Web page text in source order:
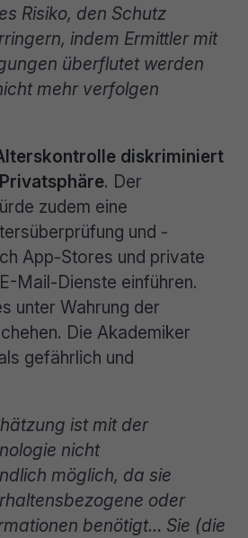
Risiko, den Schutz
indem Ermittler mit
überflutet werden
mehr verfolgen
diskriminiert
. Der
zudem eine
und -
App-Stores und private
Mail-Dienste einführen.
unter Wahrung der
Die Akademiker
gefährlich und
ist mit der
nicht
möglich, da sie
oder
benötigt… Sie (die